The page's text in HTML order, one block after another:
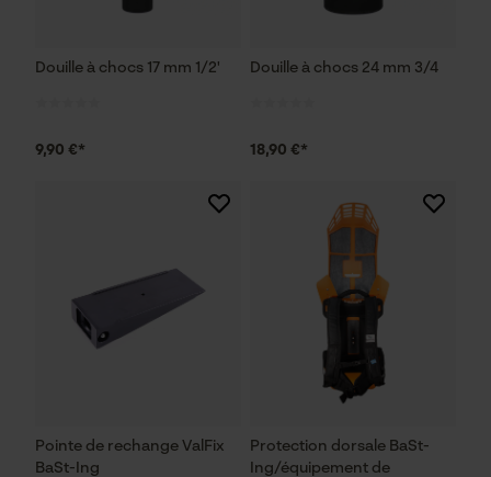
Douille à chocs 17 mm 1/2'
9,90 €*
Douille à chocs 24 mm 3/4
18,90 €*
Pointe de rechange ValFix
BaSt-Ing
Protection dorsale BaSt-
Ing/équipement de